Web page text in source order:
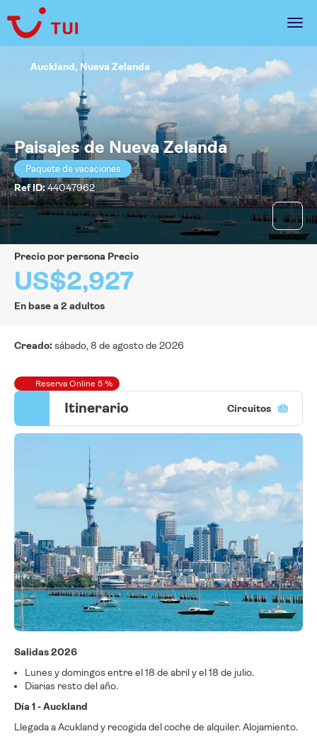
Paisajes de Nueva Zelanda
Paquete de vacaciones
Ref ID:44047962
Auckland, Nueva Zelanda
precio por persona Precio
US$2,927
En base a 2 adultos
Creado:sábado, 8 de agosto de 2026
Reserva Online 5 %
Itinerario Circuitos
Salidas 2026
Lunes y domingos entre el 18 de abril y el 18 de julio.
Diarias resto del año.
Día 1 - Auckland
Llegada a Acukland y recogida del coche de alquiler. Alojamiento.